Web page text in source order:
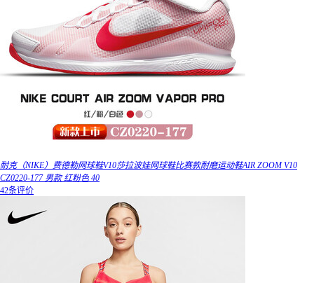
耐克（NIKE）费德勒网球鞋V10莎拉波娃网球鞋比赛款耐磨运动鞋AIR ZOOM V10
CZ0220-177 男款 红粉色 40
42条评价